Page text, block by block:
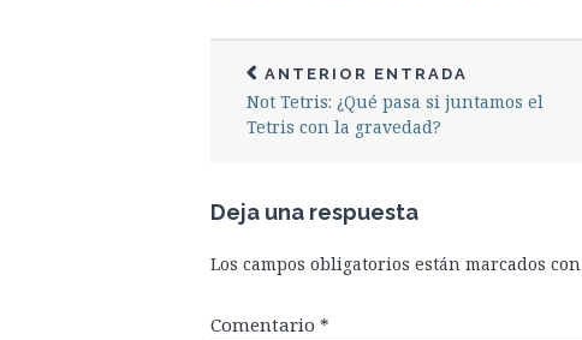
ANTERIOR ENTRADA
Not Tetris: ¿Qué pasa si juntamos el
Tetris con la gravedad?
Deja una respuesta
Los campos obligatorios están marcados con
Comentario *